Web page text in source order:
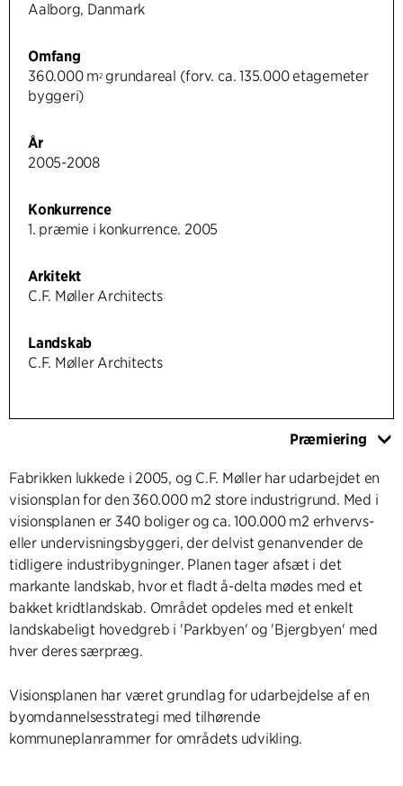
Aalborg, Danmark
Omfang
360.000 m2grundareal (forv. ca. 135.000 etagemeter
byggeri)
År
2005-2008
Konkurrence
1. præmie i konkurrence. 2005
Arkitekt
C.F. Møller Architects
Landskab
C.F. Møller Architects
Præmiering
Fabrikken lukkede i 2005, og C.F. Møller har udarbejdet en
visionsplan for den 360.000 m2 store industrigrund. Med i
visionsplanen er 340 boliger og ca. 100.000 m2 erhvervs-
eller undervisningsbyggeri, der delvist genanvender de
tidligere industribygninger. Planen tager afsæt i det
markante landskab, hvor et fladt å-delta mødes med et
bakket kridtlandskab. Området opdeles med et enkelt
landskabeligt hovedgreb i 'Parkbyen' og 'Bjergbyen' med
hver deres særpræg.
Visionsplanen har været grundlag for udarbejdelse af en
byomdannelsesstrategi med tilhørende
kommuneplanrammer for områdets udvikling.